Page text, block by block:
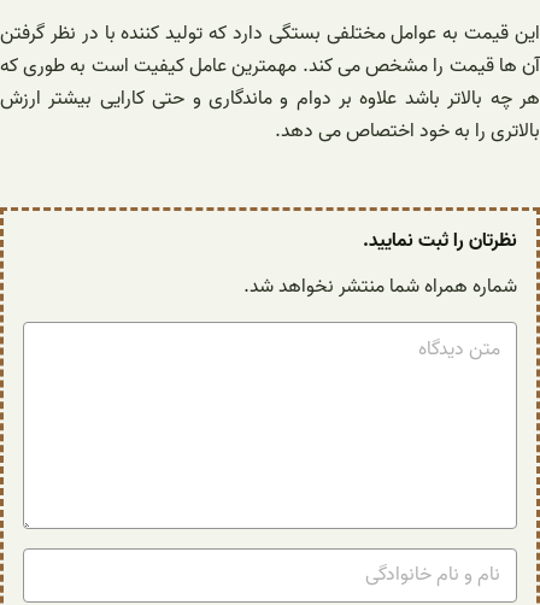
این قیمت به عوامل مختلفی بستگی دارد که تولید کننده با در نظر گرفتن
آن ها قیمت را مشخص می کند. مهمترین عامل کیفیت است به طوری که
هر چه بالاتر باشد علاوه بر دوام و ماندگاری و حتی کارایی بیشتر ارزش
بالاتری را به خود اختصاص می دهد.
نظرتان را ثبت نمایید.
شماره همراه شما منتشر نخواهد شد.